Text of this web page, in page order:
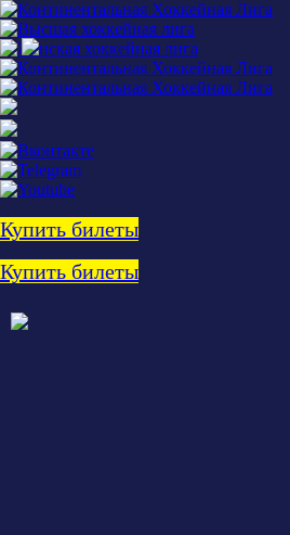
Купить билеты
Купить билеты